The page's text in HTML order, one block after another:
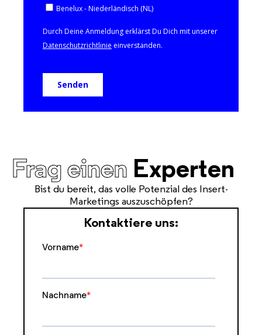
Frag einen Experten
Bist du bereit, das volle Potenzial des Insert-
Marketings auszuschöpfen?
Kontaktiere uns: